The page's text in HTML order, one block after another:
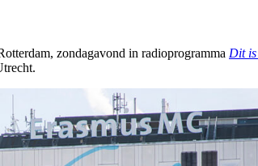
zondagavond in radioprogramma Dit